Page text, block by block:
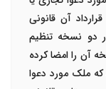
آن قانونی
دو نسخه تنظیم
آن را امضا کرده
ملک مورد دعوا